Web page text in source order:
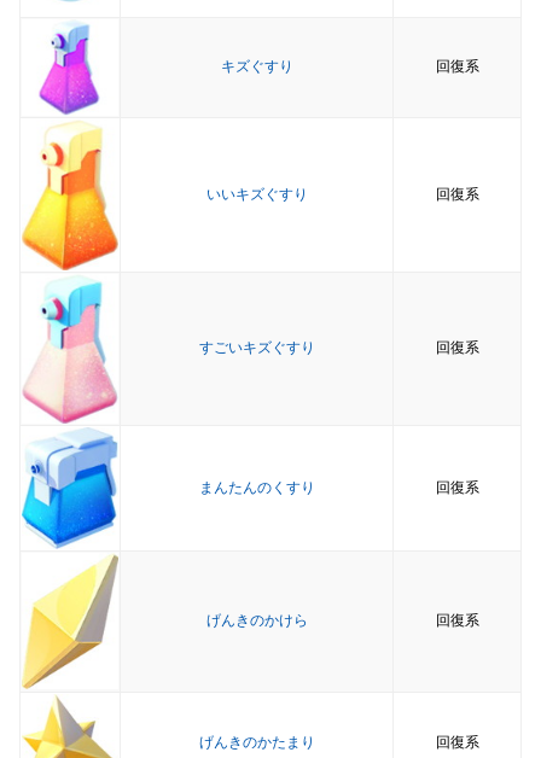
キズぐすり 回復系
いいキズぐすり 回復系
すごいキズぐすり 回復系
まんたんのくすり 回復系
げんきのかけら 回復系
げんきのかたまり 回復系